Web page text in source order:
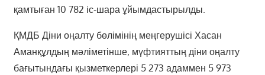
қамтыған 10 782 іс-шара ұйымдастырылды.
ҚМДБ Діни оңалту бөлімінің меңгерушісі Хасан
Аманқұлдың мәліметінше, мүфтияттың діни оңалту
бағытындағы қызметкерлері 5 273 адаммен 5 973